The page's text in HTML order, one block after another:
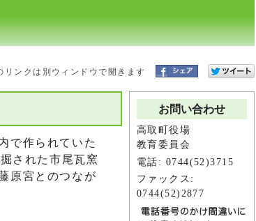
リンクは別ウィンドウで開きます
で作られていた
された市尾瓦窯
原宮とのつなが
お問い合わせ
高取町役場
教育委員会
電話: 0744(52)3715
ファックス:
0744(52)2877